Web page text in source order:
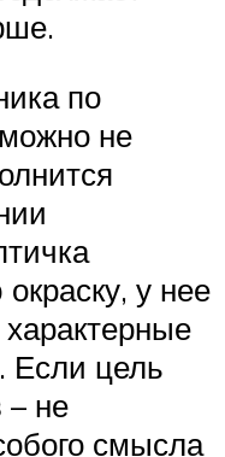
по
не
у нее
Если цель
– не
смысла